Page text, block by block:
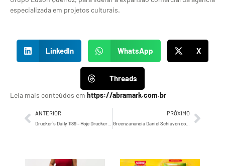
especializada em projetos culturais.
LinkedIn WhatsApp X
Threads
Leia mais conteúdos em https://abramark.com.br
ANTERIOR PRÓXIMO
Greenz anuncia Daniel Schiavon como novo VP de Criação da agência